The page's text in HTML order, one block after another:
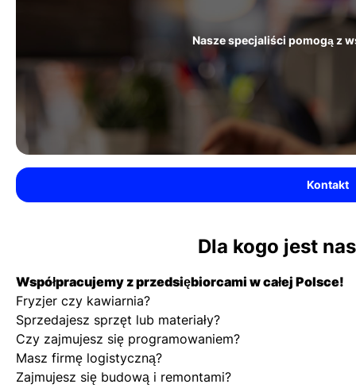
Nasze specjaliści pomogą z
Kontakt
Dla kogo jest
Współpracujemy z przedsiębiorcami w całej Polsce!
Fryzjer czy kawiarnia?
Sprzedajesz sprzęt lub materiały?
Czy zajmujesz się programowaniem?
Masz firmę logistyczną?
Zajmujesz się budową i remontami?